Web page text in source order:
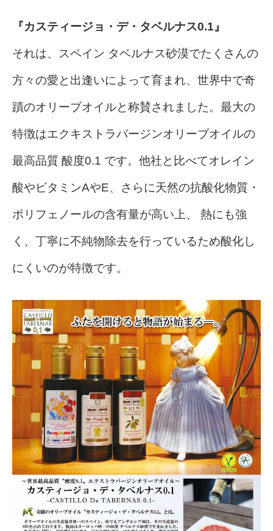
『カスティージョ・デ・タベルナス0.1』
それは、スペイン タベルナス砂漠でたくさんの
方々の愛と出逢いによって育まれ、世界中で奇
蹟のオリーブオイルと称賛されました。最大の
特徴はエクキストラバージンオリーブオイルの
最高品質 酸度0.1 です。他社と比べてオレイン
酸やビタミンAやE、さらに天然の抗酸化物質・
ポリフェノールの含有量が高い上、 熱にも強
く、丁寧に不純物除去を行っているため酸化し
にくいのが特徴です。